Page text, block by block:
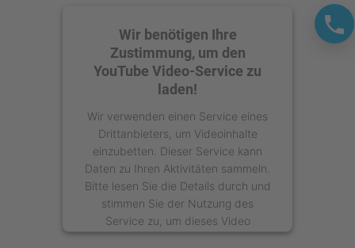
Wir benötigen Ihre
Zustimmung, um den
YouTube Video-Service zu
laden!
Wir verwenden einen Service eines
Drittanbieters, um Videoinhalte
einzubetten. Dieser Service kann
Daten zu Ihren Aktivitäten sammeln.
Bitte lesen Sie die Details durch und
stimmen Sie der Nutzung des
Service zu, um dieses Video
anzusehen.